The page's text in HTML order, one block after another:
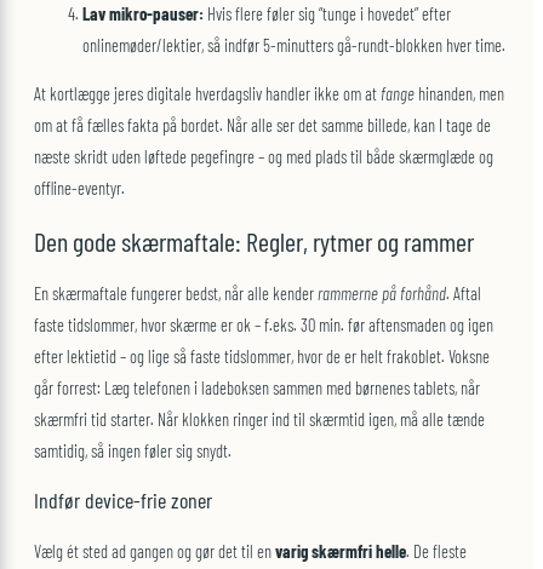
Lav mikro-pauser: Hvis flere føler sig “tunge i hovedet” efter
onlinemøder/lektier, så indfør 5-minutters gå-rundt-blokken hver time.
At kortlægge jeres digitale hverdagsliv handler ikke om at fange hinanden, men
om at få fælles fakta på bordet. Når alle ser det samme billede, kan I tage de
næste skridt uden løftede pegefingre – og med plads til både skærmglæde og
offline-eventyr.
Den gode skærmaftale: Regler, rytmer og rammer
En skærmaftale fungerer bedst, når alle kenderrammerne på forhånd. Aftal
faste tidslommer, hvor skærme er ok – f.eks. 30 min. før aftensmaden og igen
efter lektietid – og lige så faste tidslommer, hvor de er helt frakoblet. Voksne
går forrest: Læg telefonen i ladeboksen sammen med børnenes tablets, når
skærmfri tid starter. Når klokken ringer ind til skærmtid igen, må alle tænde
samtidig, så ingen føler sig snydt.
Indfør device-frie zoner
Vælg ét sted ad gangen og gør det til envarig skærmfri helle. De fleste